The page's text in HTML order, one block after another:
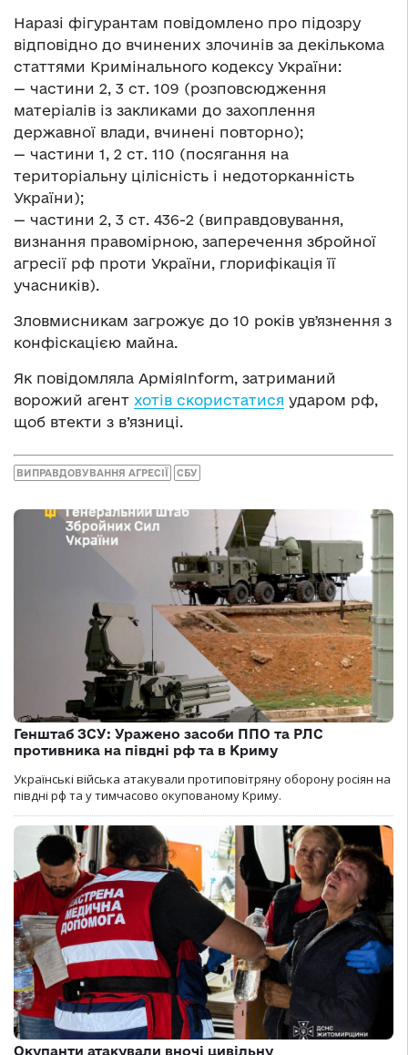
Наразі фігурантам повідомлено про підозру
відповідно до вчинених злочинів за декількома
статтями Кримінального кодексу України:
— частини 2, 3 ст. 109 (розповсюдження
матеріалів із закликами до захоплення
державної влади, вчинені повторно);
— частини 1, 2 ст. 110 (посягання на
територіальну цілісність і недоторканність
України);
— частини 2, 3 ст. 436-2 (виправдовування,
визнання правомірною, заперечення збройної
агресії рф проти України, глорифікація її
учасників).
Зловмисникам загрожує до 10 років увʼязнення з
конфіскацією майна.
Як повідомляла АрміяInform, затриманий
ворожий агент хотів скористатися ударом рф,
щоб втекти з в’язниці.
ВИПРАВДОВУВАННЯ АГРЕСІЇ СБУ
Генштаб ЗСУ: Уражено засоби ППО та РЛС
противника на півдні рф та в Криму
Українські війська атакували протиповітряну оборону росіян на
півдні рф та у тимчасово окупованому Криму.
Окупанти атакували вночі цивільну